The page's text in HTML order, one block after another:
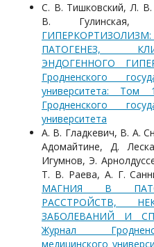
С. В. Тишковский, Л.
В.
ПАТОГЕНЕЗ,
ЭНДОГЕННОГО
Гродненского
университета:
Гродненского
университета
А. В. Гладкевич, В. А.
Адомайтине, Д.
Игумнов, Э.
Т. В. Раева, А. Г.
МАГНИЯ В
РАССТРОЙСТВ,
ЗАБОЛЕВАНИЙ И
Журнал
медицинского